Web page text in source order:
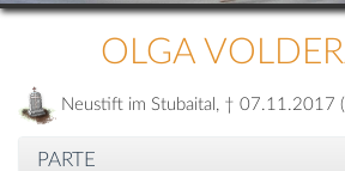
OLGA
Neustift im Stubaital, † 07.11.2017
PARTE